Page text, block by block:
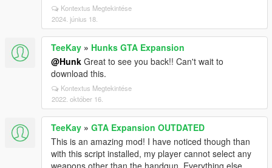
Kontextus Megtekintése
2024. június 18.
TeeKay » Hunks GTA Expansion
@Hunk Great to see you back!! Can't wait to
download this.
Kontextus Megtekintése
2022. október 16.
TeeKay » GTA Expansion OUTDATED
This is an amazing mod! I have noticed though than
with this script installed, my player cannot select any
weapons other than the handgun. Everything else